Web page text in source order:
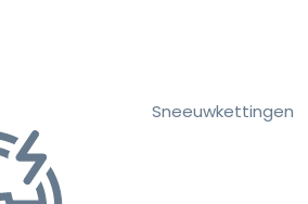
Sneeuwkettingen